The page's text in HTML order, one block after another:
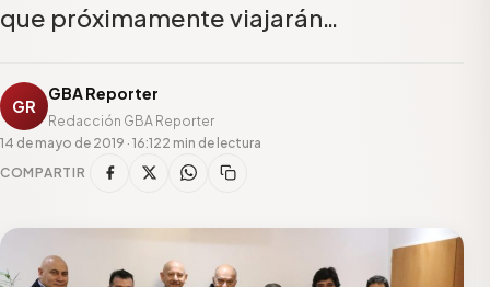
que próximamente viajarán…
GR
GBA Reporter
Redacción GBA Reporter
14 de mayo de 2019 · 16:122 min de lectura
COMPARTIR